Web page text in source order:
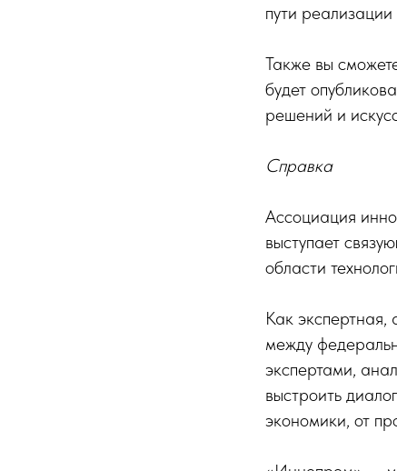
пути
Также вы
будет
решений и
Справка
Ассоциация
выступает
области
Как
между
экспертами,
выстроить
экономики, от